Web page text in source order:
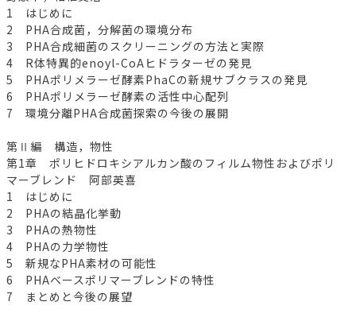
1 はじめに
2 PHA合成菌，分解菌の環境分布
3 PHA合成細菌のスクリーニングの方法と実際
4 R体特異的enoyl-CoAヒドラターゼの発見
5 PHAポリメラーゼ酵素PhaCの新規サブクラスの発見
6 PHAポリメラーゼ酵素の活性中心配列
7 環境分離PHA合成菌探索の今後の展開
第Ⅱ編 構造，物性
第1章 ポリヒドロキシアルカン酸のフィルム物性およびポリ
マーブレンド 阿部英喜
1 はじめに
2 PHAの結晶化挙動
3 PHAの熱物性
4 PHAの力学物性
5 新規なPHA素材の可能性
6 PHAベースポリマーブレンドの特性
7 まとめと今後の展望